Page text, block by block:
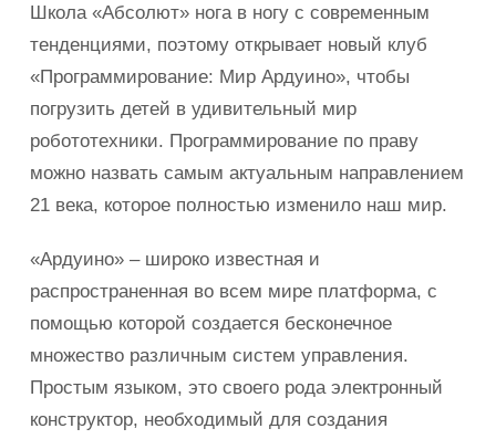
Школа «Абсолют» нога в ногу с современным
тенденциями, поэтому открывает новый клуб
«Программирование: Мир Ардуино», чтобы
погрузить детей в удивительный мир
робототехники. Программирование по праву
можно назвать самым актуальным направлением
21 века, которое полностью изменило наш мир.
«Ардуино» – широко известная и
распространенная во всем мире платформа, с
помощью которой создается бесконечное
множество различным систем управления.
Простым языком, это своего рода электронный
конструктор, необходимый для создания